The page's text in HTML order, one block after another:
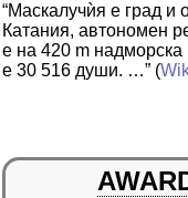
“Маскалучѝя е град
Катания, автономен
е на 420 m
е 30 516 души. …” (